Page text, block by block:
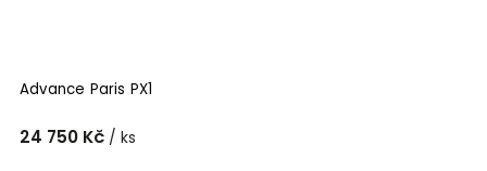
Advance Paris PX1
24 750 Kč / ks